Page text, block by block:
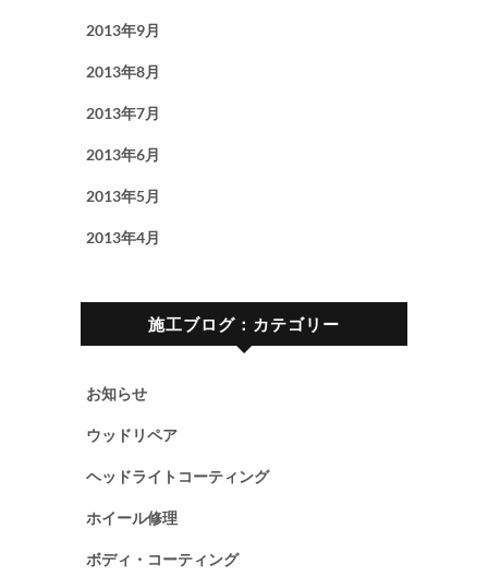
2013年9月
2013年8月
2013年7月
2013年6月
2013年5月
2013年4月
施工ブログ：カテゴリー
お知らせ
ウッドリペア
ヘッドライトコーティング
ホイール修理
ボディ・コーティング